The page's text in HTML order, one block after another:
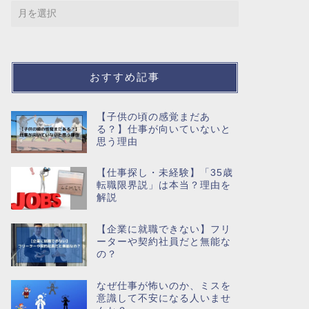
おすすめ記事
【子供の頃の感覚まだあ
る？】仕事が向いていないと
思う理由
【仕事探し・未経験】「35歳
転職限界説」は本当？理由を
解説
【企業に就職できない】フリ
ーターや契約社員だと無能な
の？
なぜ仕事が怖いのか、ミスを
意識して不安になる人いませ